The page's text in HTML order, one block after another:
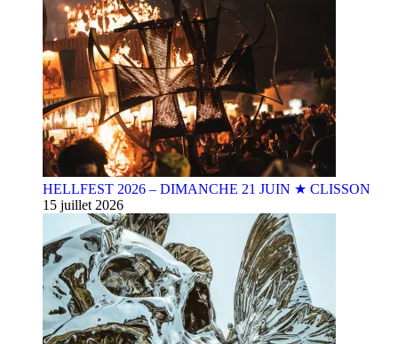
HELLFEST 2026 – DIMANCHE 21 JUIN ★ CLISSON
15 juillet 2026